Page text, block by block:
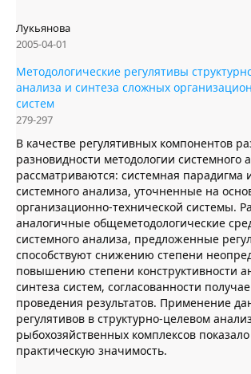
Лукьянова
2005-04-01
Методологические регулятивы
анализа и синтеза сложных
систем
279-297
В качестве регулятивных компонентов
разновидности методологии системного
рассматриваются: системная
системного анализа, уточненные на
организационно-технической системы.
аналогичные общеметодологические
системного анализа, предложенные
способствуют снижению степени
повышению степени конструктивности
синтеза систем, согласованности
проведения результатов. Применение
регулятивов в структурно-целевом
рыбохозяйственных комплексов
практическую значимость.